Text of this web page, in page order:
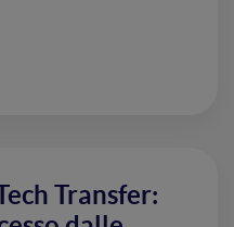
Transfer: